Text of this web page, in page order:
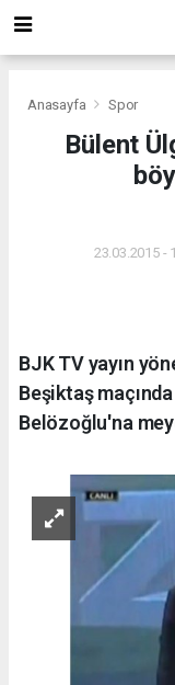
Anasayfa Spor
Bülent
23.03.2015 -
BJK TV yayın
Beşiktaş
Belözoğlu'na